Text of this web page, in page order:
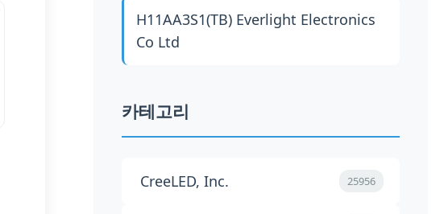
H11AA3S1(TB) Everlight Electronics
Co Ltd
카테고리
CreeLED, Inc. 25956